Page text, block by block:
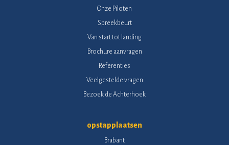
Onze Piloten
Spreekbeurt
Van start tot landing
Brochure aanvragen
Referenties
Veelgestelde vragen
Bezoek de Achterhoek
opstapplaatsen
Brabant